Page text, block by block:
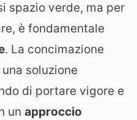
spazio verde, ma per
è fondamentale
. La concimazione
soluzione
di portare vigore e
un approccio